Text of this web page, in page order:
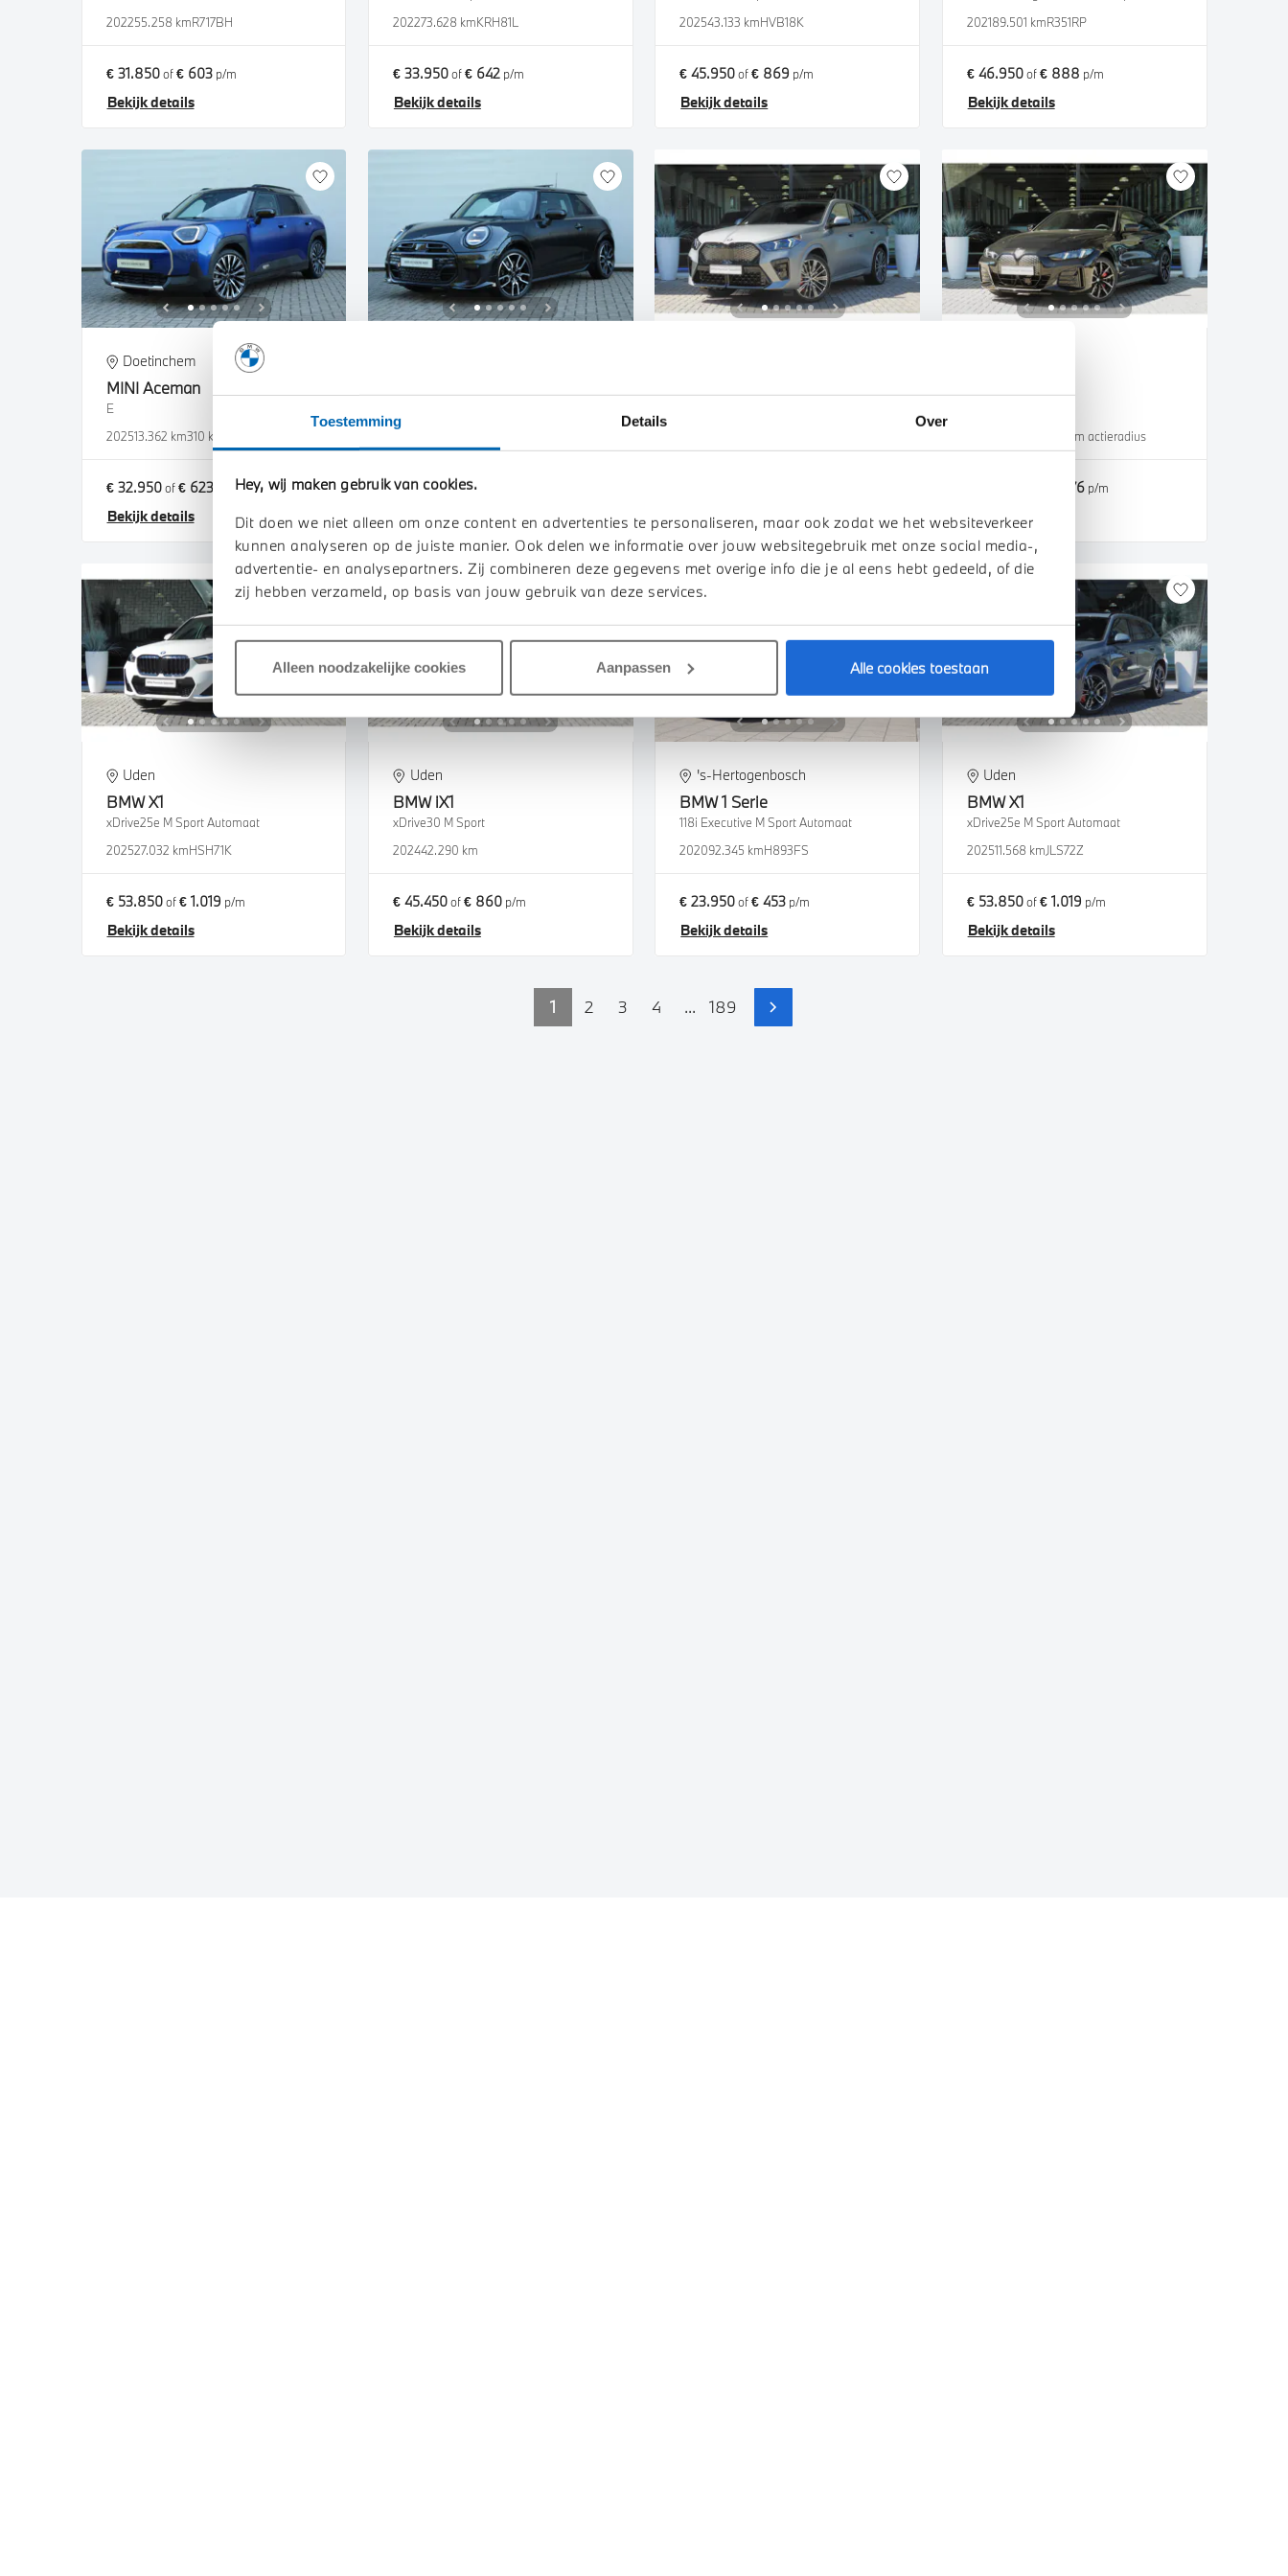
Toestemming Details Over
Hey, wij maken gebruik van cookies.
Dit doen we niet alleen om onze content en advertenties te personaliseren, maar ook zodat we het websiteverkeer
kunnen analyseren op de juiste manier. Ook delen we informatie over jouw websitegebruik met onze social media-,
advertentie- en analysepartners. Zij combineren deze gegevens met overige info die je al eens hebt gedeeld, of die
zij hebben verzameld, op basis van jouw gebruik van deze services.
Alleen noodzakelijke cookies Aanpassen Alle cookies toestaan
202255.258 kmR717BH
€ 31.850of€ 603p/m
Bekijk details
202273.628 kmKRH81L
€ 33.950of€ 642p/m
Bekijk details
202543.133 kmHVB18K
€ 45.950of€ 869 p/m
Bekijk details
202189.501 kmR351RP
€ 46.950of€ 888 p/m
Bekijk details
Doetinchem
MINI Aceman
E
202513.362 km310 km actieradius
€ 32.950of€ 623 p/m
Bekijk details
€ 36.950of€ 699
Bekijk details Bekijk details
487 km actieradius
€ 1.076p/m
Bekijk details
Uden
BMW X1
xDrive25e M Sport Automaat
202527.032 kmHSH71K
€ 53.850of€ 1.019 p/m
Bekijk details
Uden
BMW iX1
xDrive30 M Sport
202442.290 km
€ 45.450of€ 860p/m
Bekijk details
's-Hertogenbosch
BMW1 Serie
118i Executive M Sport Automaat
202092.345 kmH893FS
€ 23.950of€ 453 p/m
Bekijk details
Uden
BMW X1
xDrive25e M Sport Automaat
202511.568 kmJLS72Z
€ 53.850of€ 1.019 p/m
Bekijk details
1 2 3 4 ... 189